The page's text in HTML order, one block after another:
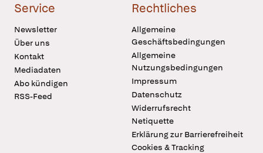
Service
Newsletter
Über uns
Kontakt
Mediadaten
Abo kündigen
RSS-Feed
Rechtliches
Allgemeine
Geschäftsbedingungen
Allgemeine
Nutzungsbedingungen
Impressum
Datenschutz
Widerrufsrecht
Netiquette
Erklärung zur Barrierefreiheit
Cookies & Tracking